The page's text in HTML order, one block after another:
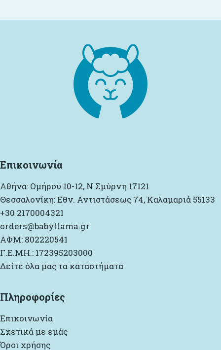
Επικοινωνία
Αθήνα: Ομήρου 10-12, Ν Σμύρνη 17121
Θεσσαλονίκη: Εθν. Αντιστάσεως 74, Καλαμαριά 55133
+30 2170004321
orders@babyllama.gr
ΑΦΜ: 802220541
Γ.Ε.ΜΗ.: 172395203000
Δείτε όλα μας τα καταστήματα
Πληροφορίες
Επικοινωνία
Σχετικά με εμάς
Όροι χρήσης